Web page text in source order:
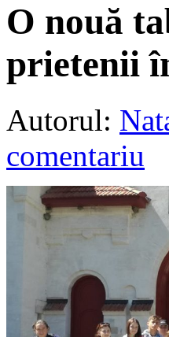
O nouă
prietenii
Autorul:
comentariu